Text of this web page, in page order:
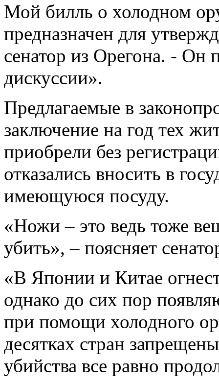
Мой билль о холодном
предназначен для
сенатор из Орегона. - Он
дискуссии».
Предлагаемые в
заключение на год тех
приобрели без
отказались вносить в
имеющуюся посуду.
«Ножи – это ведь тоже
убить», – поясняет
«В Японии и Китае
однако до сих пор
при помощи холодного
десятках стран
убийства все равно